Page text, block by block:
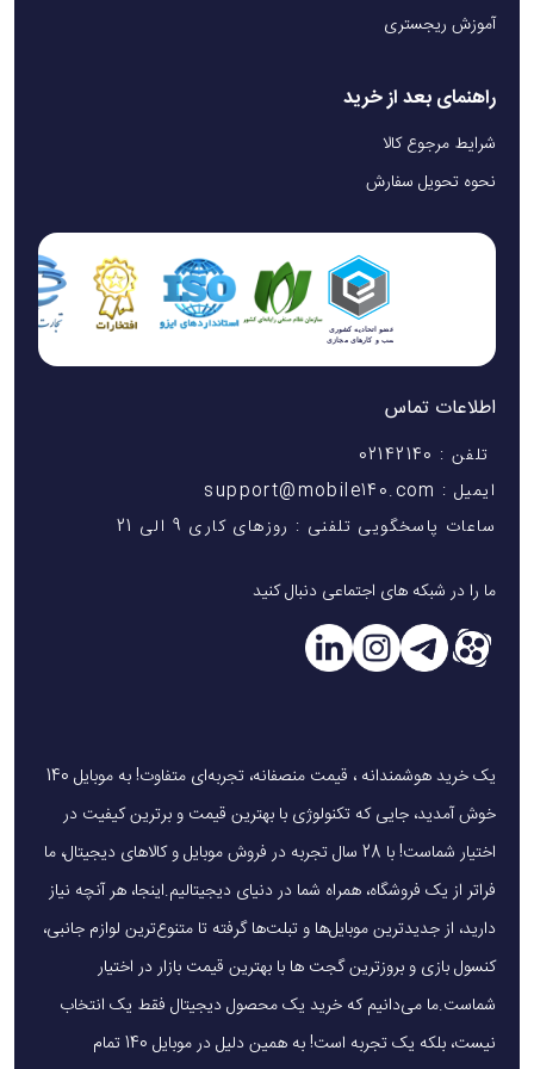
ساخت عالی آن، قابل پیش‌بینی بود. اگر به دنبال یک گوشی قدرتمند اندروید
میلی‌متر است. از ویژگی‌های درخور توجه این لنز داشتن فناوری
فوکوس دوگانه PDAF است که روی کیفیت تصاویر زوم شده تاثیر
مثبتی می‌گذارد. به‌علاوه لنز واید گوشی S24 از لرزشگیر اپتیکال
تصویر OIS هم پشتیبانی می‌کند.
به‌علاوه، زوم اپتیکال 3 برابری هم به افزایش کیفیت تصاویر کمک
دوچندان می‌کند.
آموزش ریجستری
راهنمای بعد از خرید
شرایط مرجوع کالا
نحوه تحویل سفارش
اطلاعات تماس
تلفن : 02142140
ایمیل : support@mobile140.com
ساعات پاسخگویی تلفنی : روزهای کاری 9 الی 21
ما را در شبکه های اجتماعی دنبال کنید
یک خرید هوشمندانه ، قیمت منصفانه، تجربه‌ای متفاوت! به موبایل 140
خوش آمدید، جایی که تکنولوژی با بهترین قیمت و برترین کیفیت در
اختیار شماست! با 28 سال تجربه در فروش موبایل و کالاهای دیجیتال، ما
فراتر از یک فروشگاه، همراه شما در دنیای دیجیتالیم.اینجا، هر آنچه نیاز
دارید، از جدیدترین موبایل‌ها و تبلت‌ها گرفته تا متنوع‌ترین لوازم جانبی،
کنسول بازی و بروزترین گجت ها با بهترین قیمت بازار در اختیار
شماست.ما می‌دانیم که خرید یک محصول دیجیتال فقط یک انتخاب
نیست، بلکه یک تجربه است! به همین دلیل در موبایل 140 تمام